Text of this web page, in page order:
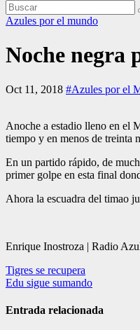
Azules por el mundo
Noche negra
Oct 11, 2018 #Azules por el
Anoche a estadio lleno en el
tiempo y en menos de treinta
En un partido rápido, de
primer golpe en esta final
Ahora la escuadra del timao
Enrique Inostroza | Radio
Navegación
de
entradas
Tigres se recupera
Edu sigue sumando
Entrada relacionada